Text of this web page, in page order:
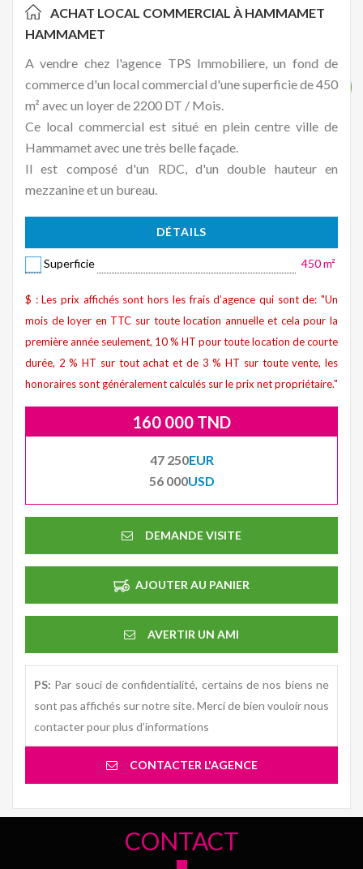
ACHAT LOCAL COMMERCIAL À HAMMAMET
HAMMAMET
A vendre chez l'agence TPS Immobiliere, un fond de
commerce d'un local commercial d'une superficie de 450
m² avec un loyer de 2200 DT / Mois.
Ce local commercial est situé en plein centre ville de
Hammamet avec une très belle façade.
Il est composé d'un RDC, d'un double hauteur en
mezzanine et un bureau.
DÉTAILS
Superficie 450 m²
$ : Les prix affichés sont hors les frais d’agence qui sont de: "Un
mois de loyer en TTC sur toute location annuelle et cela pour la
première année seulement, 10 % HT pour toute location de courte
durée, 2 % HT sur tout achat et de 3 % HT sur toute vente, les
honoraires sont généralement calculés sur le prix net propriétaire."
160 000 TND
47 250EUR
56 000USD
DEMANDE VISITE
AJOUTER AU PANIER
AVERTIR UN AMI
PS: Par souci de confidentialité, certains de nos biens ne
sont pas affichés sur notre site. Merci de bien vouloir nous
contacter pour plus d’informations
CONTACTER L'AGENCE
CONTACT